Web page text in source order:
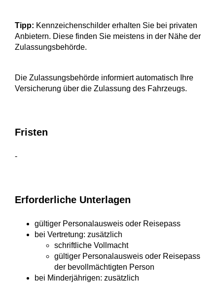
Tipp: Kennzeichenschilder erhalten Sie bei privaten
Anbietern. Diese finden Sie meistens in der Nähe der
Zulassungsbehörde.
Die Zulassungsbehörde informiert automatisch Ihre
Versicherung über die Zulassung des Fahrzeugs.
Fristen
-
Erforderliche Unterlagen
gültiger Personalausweis oder Reisepass
bei Vertretung: zusätzlich
schriftliche Vollmacht
gültiger Personalausweis oder Reisepass
der bevollmächtigten Person
bei Minderjährigen: zusätzlich